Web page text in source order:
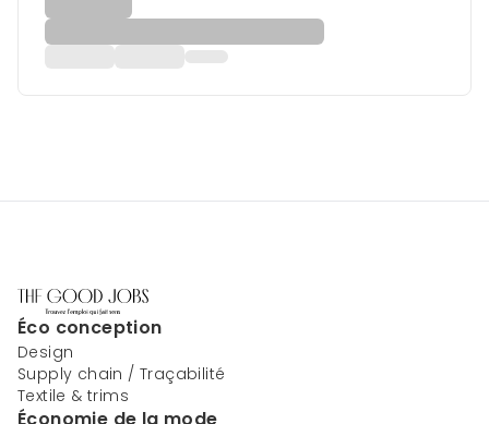
Éco conception
Design
Supply chain / Traçabilité
Textile & trims